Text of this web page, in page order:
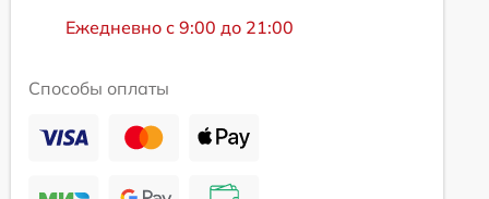
Ежедневно с 9:00 до 21:00
Способы оплаты